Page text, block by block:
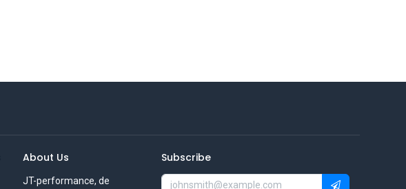
About Us
JT-performance, de
Subscribe